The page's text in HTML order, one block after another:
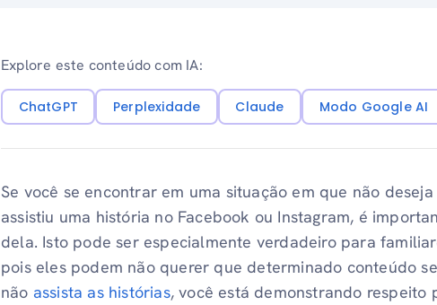
Explore este conteúdo com IA:
ChatGPT Perplexidade Claude Modo Google AI
Se você se encontrar em uma situação em que não
assistiu uma história no Facebook ou Instagram, é
dela. Isto pode ser especialmente verdadeiro para
pois eles podem não querer que determinado conteúdo
não assista as histórias, você está demonstrando